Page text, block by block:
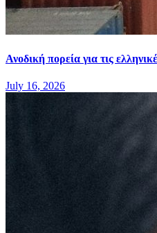
Ανοδική πορεία για τις
July 16, 2026